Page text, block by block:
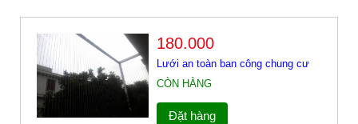
180.000
Lưới an toàn ban công chung cư
CÒN HÀNG
Đặt hàng